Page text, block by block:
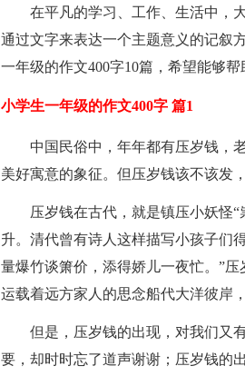
在平凡的学习、工作、生活中，
通过文字来表达一个主题意义的记叙
一年级的作文400字10篇，希望能够帮
小学生一年级的作文400字 篇1
中国民俗中，年年都有压岁钱，
美好寓意的象征。但压岁钱该不该发
压岁钱在古代，就是镇压小妖怪
升。清代曾有诗人这样描写小孩子们
量爆竹谈箫价，添得娇儿一夜忙。”
运载着远方家人的思念船代大洋彼岸
但是，压岁钱的出现，对我们又
要，却时时忘了道声谢谢；压岁钱的